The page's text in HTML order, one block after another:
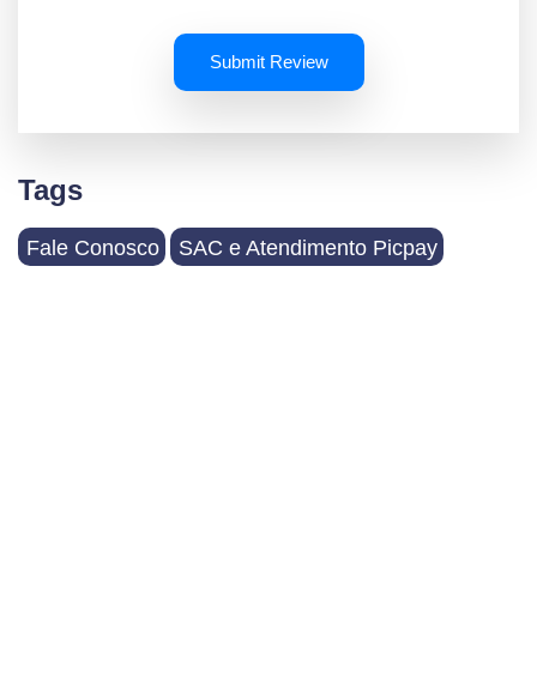
Submit Review
Tags
Fale Conosco SAC e Atendimento Picpay